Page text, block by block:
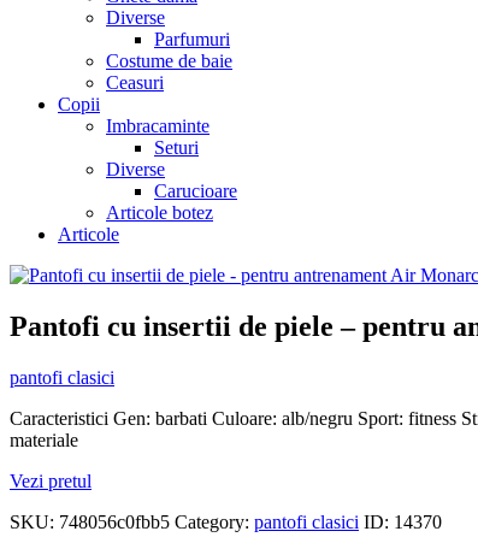
Diverse
Parfumuri
Costume de baie
Ceasuri
Copii
Imbracaminte
Seturi
Diverse
Carucioare
Articole botez
Articole
Pantofi cu insertii de piele – pentru
pantofi clasici
Caracteristici Gen: barbati Culoare: alb/negru Sport: fitness
materiale
Vezi pretul
SKU: 748056c0fbb5 Category: pantofi clasici ID: 14370